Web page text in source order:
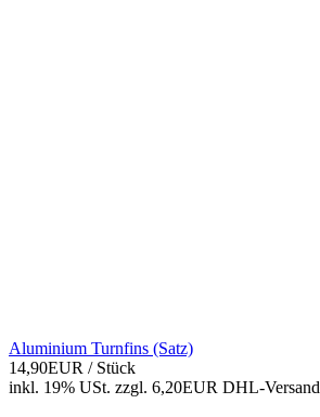
Aluminium Turnfins (Satz)
14,90EUR / Stück
inkl. 19% USt. zzgl. 6,20EUR DHL-Versand